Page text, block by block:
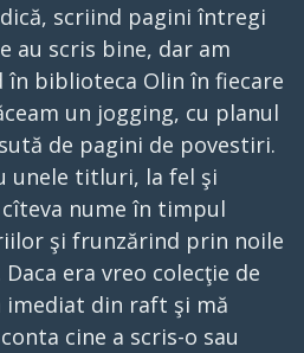
scriind pagini întregi
au scris bine, dar am
în biblioteca Olin în fiecare
un jogging, cu planul
de pagini de povestiri.
unele titluri, la fel şi
nume în timpul
şi frunzărind prin noile
era vreo colecţie de
imediat din raft şi mă
cine a scris-o sau